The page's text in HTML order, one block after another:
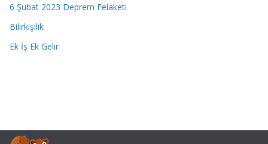
6 Şubat 2023 Deprem Felaketi
Bilirkişilik
Ek İş Ek Gelir